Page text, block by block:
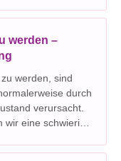
Kind und
werden –
werden, sind
durch
verursacht.
eine schwierige